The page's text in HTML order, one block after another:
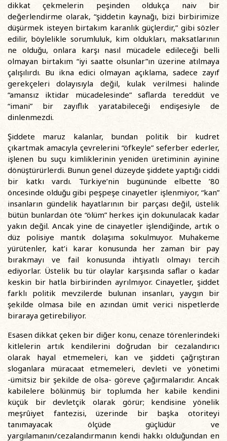
dikkat çekmelerin peşinden oldukça naiv bir
değerlendirme olarak, “şiddetin kaynağı, bizi birbirimize
düşürmek isteyen birtakım karanlık güçlerdir,” gibi sözler
edilir, böylelikle sorumluluk, kim oldukları, maksatlarının
ne olduğu, onlara karşı nasıl mücadele edileceği belli
olmayan birtakım “iyi saatte olsunlar”ın üzerine atılmaya
çalışılırdı. Bu ikna edici olmayan açıklama, sadece zayıf
gerekçeleri dolayısıyla değil, kulak verilmesi halinde
“amansız iktidar mücadelesinde” saflarda tereddüt ve
“imani” bir zayıflık yaratabileceği endişesiyle de
dinlenmezdi.
Şiddete maruz kalanlar, bundan politik bir kudret
çıkartmak amacıyla çevrelerini “öfkeyle” seferber ederler,
işlenen bu suçu kimliklerinin yeniden üretiminin ayinine
dönüştürürlerdi. Bunun genel düzeyde şiddete yaptığı ciddi
bir katkı vardı. Türkiye’nin bugününde elbette ’80
öncesinde olduğu gibi peşpeşe cinayetler işlenmiyor, “kan”
insanların gündelik hayatlarının bir parçası değil, üstelik
bütün bunlardan öte “ölüm” herkes için dokunulacak kadar
yakın değil. Ancak yine de cinayetler işlendiğinde, artık o
düz polisiye mantık dolaşıma sokulmuyor. Muhakeme
yürütenler, kat’i karar konusunda her zaman bir pay
bırakmayı ve fail konusunda ihtiyatlı olmayı tercih
ediyorlar. Üstelik bu tür olaylar karşısında saflar o kadar
keskin bir hatla birbirinden ayrılmıyor. Cinayetler, şiddet
farklı politik mevzilerde bulunan insanları, yaygın bir
şekilde olmasa bile en azından ümit verici nispetlerde
biraraya getirebiliyor.
Esasen dikkat çeken bir diğer konu, cenaze törenlerindeki
kitlelerin artık kendilerini doğrudan bir cezalandırıcı
olarak hayal etmemeleri, kan ve şiddeti çağrıştıran
sloganlara müracaat etmemeleri, devleti ve yönetimi
-ümitsiz bir şekilde de olsa- göreve çağırmalarıdır. Ancak
kabilelere bölünmüş bir toplumda her kabile kendini
küçük bir devletçik olarak görür; kendisine yönelik
meşrûiyet fantezisi, üzerinde bir başka otoriteyi
tanımayacak ölçüde güçlüdür ve
yargılamanın/cezalandırmanın kendi hakkı olduğundan en